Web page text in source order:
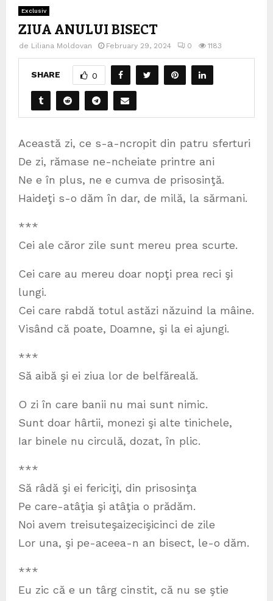
Exclusiv
ZIUA ANULUI BISECT
de Liliana Moldovan February 29, 2024 0 1183
SHARE 0
Această zi, ce s-a-ncropit din patru sferturi
De zi, rămase ne-ncheiate printre ani
Ne e în plus, ne e cumva de prisosinţă.
Haideţi s-o dăm în dar, de milă, la sărmani.
***
Cei ale căror zile sunt mereu prea scurte.
Cei care au mereu doar nopţi prea reci şi
lungi.
Cei care rabdă totul astăzi năzuind la mâine.
Visând că poate, Doamne, şi la ei ajungi.
***
Să aibă şi ei ziua lor de belfăreală.
O zi în care banii nu mai sunt nimic.
Sunt doar hârtii, monezi şi alte tinichele,
Iar binele nu circulă, dozat, în plic.
***
Să râdă şi ei fericiţi, din prisosinţa
Pe care-atâţia şi atâţia o prădăm.
Noi avem treisuteşaizecişicinci de zile
Lor una, şi pe-aceea-n an bisect, le-o dăm.
***
Eu zic că e un târg cinstit, că nu se ştie